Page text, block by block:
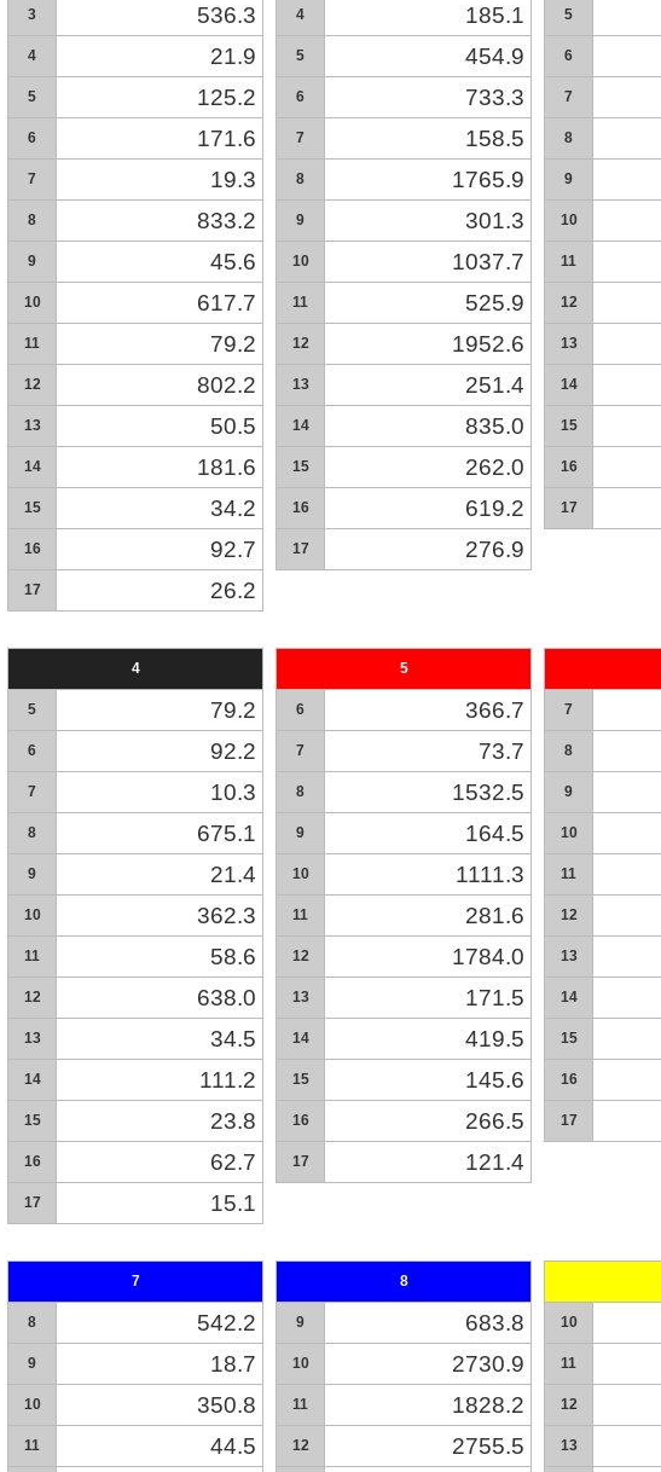
3 536.3
4 21.9
5 125.2
6 171.6
7 19.3
8 833.2
9 45.6
10 617.7
11 79.2
12 802.2
13 50.5
14 181.6
15 34.2
16 92.7
17 26.2
4 185.1
5 454.9
6 733.3
7 158.5
8 1765.9
9 301.3
10 1037.7
11 525.9
12 1952.6
13 251.4
14 835.0
15 262.0
16 619.2
17 276.9
5
6
7
8
9
10
11
12
13
14
15
16
17
4
5 79.2
6 92.2
7 10.3
8 675.1
9 21.4
10 362.3
11 58.6
12 638.0
13 34.5
14 111.2
15 23.8
16 62.7
17 15.1
5
6 366.7
7 73.7
8 1532.5
9 164.5
10 1111.3
11 281.6
12 1784.0
13 171.5
14 419.5
15 145.6
16 266.5
17 121.4
7
8
9
10
11
12
13
14
15
16
17
7
8 542.2
9 18.7
10 350.8
11 44.5
8
9 683.8
10 2730.9
11 1828.2
12 2755.5
10
11
12
13